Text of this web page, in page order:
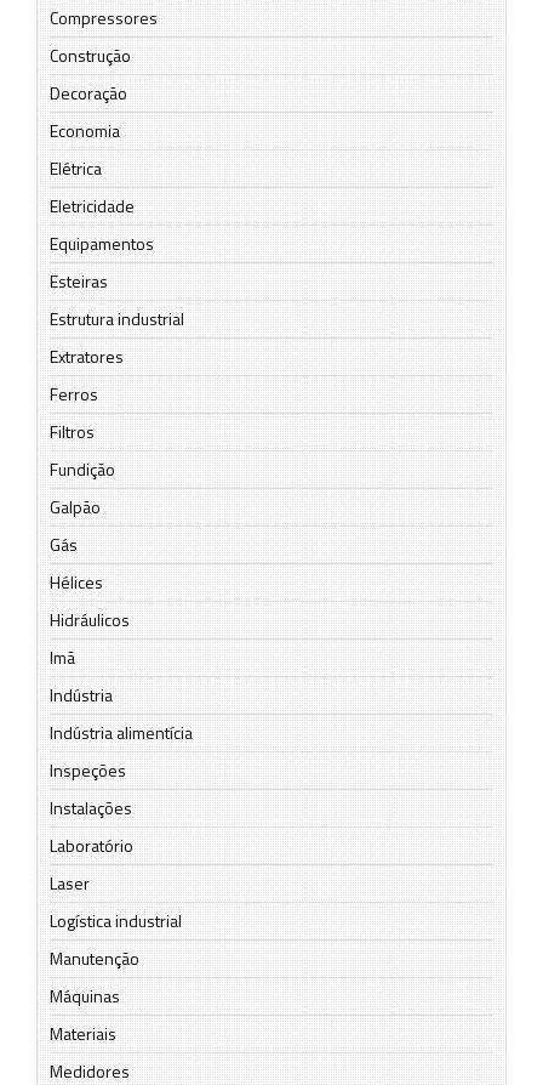
Compressores
Construção
Decoração
Economia
Elétrica
Eletricidade
Equipamentos
Esteiras
Estrutura industrial
Extratores
Ferros
Filtros
Fundição
Galpão
Gás
Hélices
Hidráulicos
Imã
Indústria
Indústria alimentícia
Inspeções
Instalações
Laboratório
Laser
Logística industrial
Manutenção
Máquinas
Materiais
Medidores